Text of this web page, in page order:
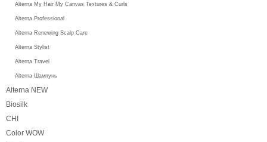
Alterna My Hair My Canvas Textures & Curls
Alterna Professional
Alterna Renewing Scalp Care
Alterna Stylist
Alterna Travel
Alterna Шампунь
Alterna NEW
Biosilk
CHI
Color WOW